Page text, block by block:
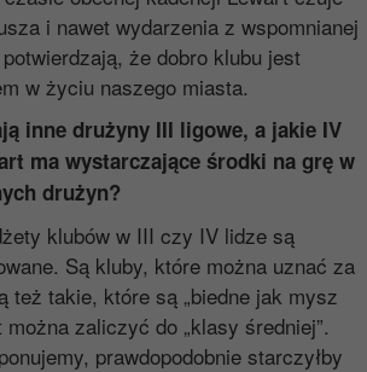
i nawet wydarzenia z wspomnianej
że dobro klubu jest
w życiu naszego miasta.
inne drużyny III ligowe, a jakie IV
ma wystarczające środki na grę w
drużyn?
klubów w III czy IV lidze są
Są kluby, które można uznać za
też takie, które są „biedne jak mysz
zaliczyć do „klasy średniej”.
prawdopodobnie starczyłby